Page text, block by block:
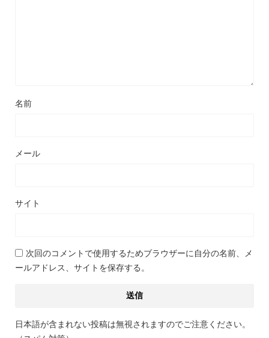
名前
メール
サイト
次回のコメントで使用するためブラウザーに自分の名前、メ
ールアドレス、サイトを保存する。
日本語が含まれない投稿は無視されますのでご注意ください。